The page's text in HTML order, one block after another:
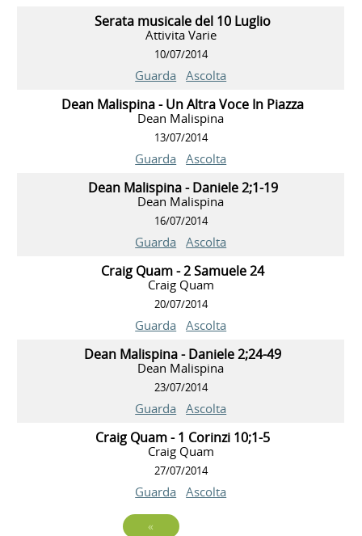
Serata musicale del 10 Luglio
Attivita Varie
10/07/2014
Guarda Ascolta
Dean Malispina - Un Altra Voce In Piazza
Dean Malispina
13/07/2014
Guarda Ascolta
Dean Malispina - Daniele 2;1-19
Dean Malispina
16/07/2014
Guarda Ascolta
Craig Quam - 2 Samuele 24
Craig Quam
20/07/2014
Guarda Ascolta
Dean Malispina - Daniele 2;24-49
Dean Malispina
23/07/2014
Guarda Ascolta
Craig Quam - 1 Corinzi 10;1-5
Craig Quam
27/07/2014
Guarda Ascolta
«